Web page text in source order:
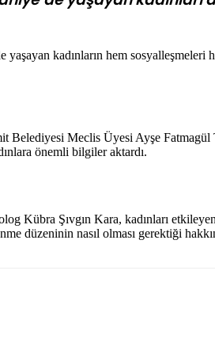
kadınların hem sosyalleşmeleri
Belediyesi Meclis Üyesi Ayşe
önemli bilgiler aktardı.
Kübra Şıvgın Kara, kadınları
düzeninin nasıl olması gerektiği